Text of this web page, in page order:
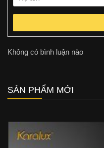
Không có bình luận nào
SẢN PHẨM MỚI